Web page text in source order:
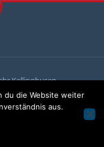
Kellinghusen
dich
mit!
du die Website weiter
aus.